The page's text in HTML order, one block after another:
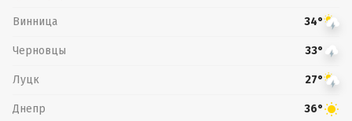
Винница 34°
Черновцы 33°
Луцк 27°
Днепр 36°